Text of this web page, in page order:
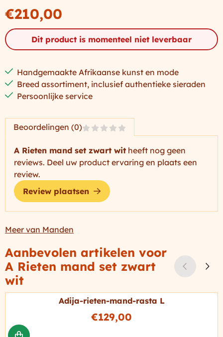
€210,00
Dit product is momenteel niet leverbaar
Handgemaakte Afrikaanse kunst en mode
Breed assortiment, inclusief authentieke sieraden
Persoonlijke service
Beoordelingen (0)
A Rieten mand set zwart wit heeft nog geen
reviews. Deel uw product ervaring en plaats een
review.
Review plaatsen
Meer van Manden
Aanbevolen artikelen voor
A Rieten mand set zwart
wit
Adija-rieten-mand-rasta L
Prijs: 129,00
€129,00